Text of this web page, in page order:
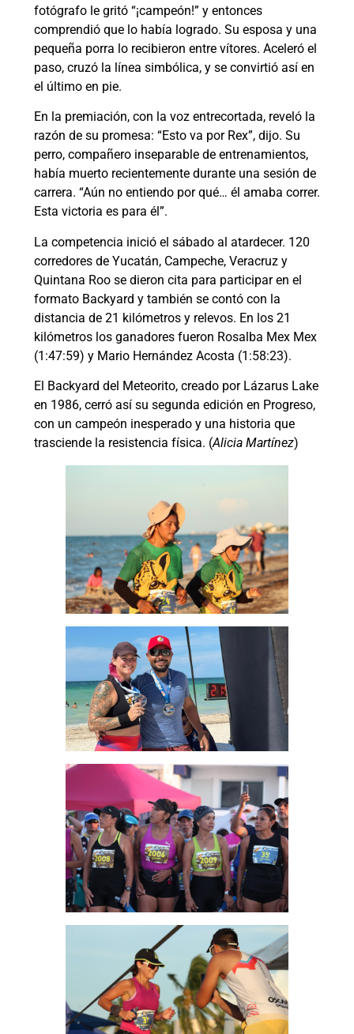
fotógrafo le gritó “¡campeón!” y entonces
comprendió que lo había logrado. Su esposa y una
pequeña porra lo recibieron entre vítores. Aceleró el
paso, cruzó la línea simbólica, y se convirtió así en
el último en pie.
En la premiación, con la voz entrecortada, reveló la
razón de su promesa: “Esto va por Rex”, dijo. Su
perro, compañero inseparable de entrenamientos,
había muerto recientemente durante una sesión de
carrera. “Aún no entiendo por qué… él amaba correr.
Esta victoria es para él”.
La competencia inició el sábado al atardecer. 120
corredores de Yucatán, Campeche, Veracruz y
Quintana Roo se dieron cita para participar en el
formato Backyard y también se contó con la
distancia de 21 kilómetros y relevos. En los 21
kilómetros los ganadores fueron Rosalba Mex Mex
(1:47:59) y Mario Hernández Acosta (1:58:23).
El Backyard del Meteorito, creado por Lázarus Lake
en 1986, cerró así su segunda edición en Progreso,
con un campeón inesperado y una historia que
trasciende la resistencia física. (Alicia Martínez)